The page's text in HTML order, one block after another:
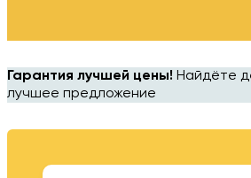
Гарантия лучшей цены! Найдёте
лучшее предложение